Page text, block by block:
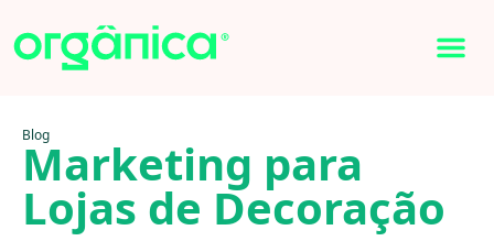
Blog
Marketing para
Lojas de Decoração